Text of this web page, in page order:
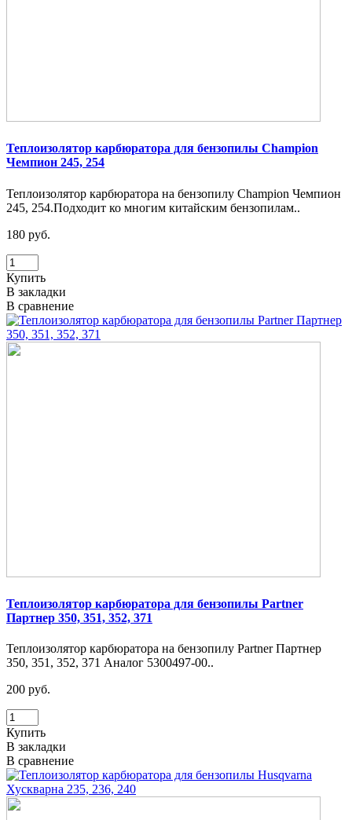
Теплоизолятор карбюратора для бензопилы Champion
Чемпион 245, 254
Теплоизолятор карбюратора на бензопилу Champion Чемпион
245, 254.Подходит ко многим китайским бензопилам..
180 руб.
Купить
В закладки
В сравнение
Теплоизолятор карбюратора для бензопилы Partner
Партнер 350, 351, 352, 371
Теплоизолятор карбюратора на бензопилу Partner Партнер
350, 351, 352, 371 Аналог 5300497-00..
200 руб.
Купить
В закладки
В сравнение